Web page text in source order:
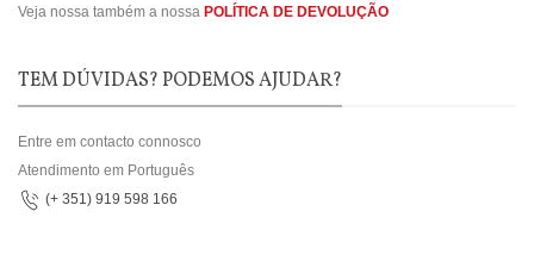
Veja nossa também a nossa POLÍTICA DE DEVOLUÇÃO
TEM DÚVIDAS? PODEMOS AJUDAR?
Entre em contacto connosco
Atendimento em Português
(+ 351) 919 598 166